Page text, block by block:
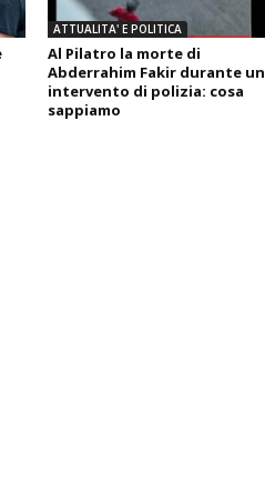
ATTUALITA' E POLITICA
Al Pilatro la morte di
Abderrahim Fakir durante un
intervento di polizia: cosa
sappiamo